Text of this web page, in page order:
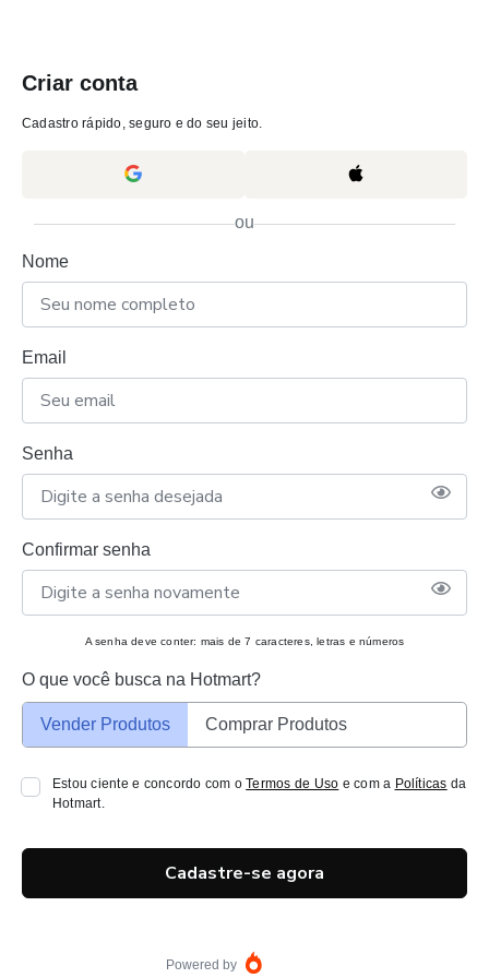
Criar conta
Cadastro rápido, seguro e do seu jeito.
ou
Nome
Email
Senha
Confirmar senha
A senha deve conter: mais de 7 caracteres, letras e números
O que você busca na Hotmart?
Vender Produtos Comprar Produtos
Estou ciente e concordo com oTermos de Uso e com a Políticas da
Hotmart.
Cadastre-se agora
Powered by